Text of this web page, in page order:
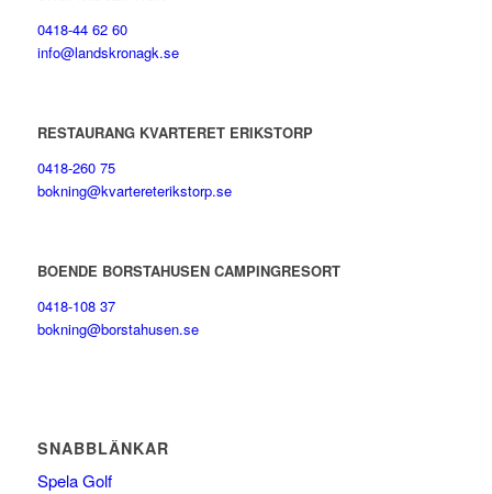
0418-44 62 60
info@landskronagk.se
RESTAURANG KVARTERET ERIKSTORP
0418-260 75
bokning@kvartereterikstorp.se
BOENDE BORSTAHUSEN CAMPINGRESORT
0418-108 37
bokning@borstahusen.se
SNABBLÄNKAR
Spela Golf